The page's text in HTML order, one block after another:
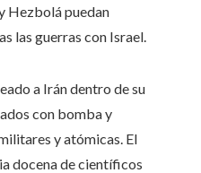
Hezbolá puedan
las guerras con Israel.
a Irán dentro de su
con bomba y
y atómicas. El
docena de científicos